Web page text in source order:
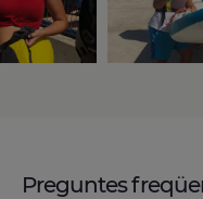
Preguntes